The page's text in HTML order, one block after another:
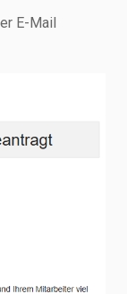
E-Mail